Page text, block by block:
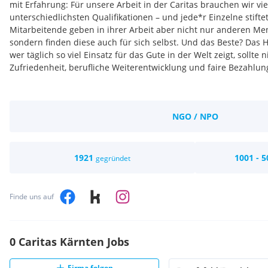
mit Erfahrung: Für unsere Arbeit in der Caritas brauchen wir
unterschiedlichsten Qualifikationen – und jede*r Einzelne
Mitarbeitende geben in ihrer Arbeit aber nicht nur anderen
sondern finden diese auch für sich selbst. Und das Beste? Das
wer täglich so viel Einsatz für das Gute in der Welt zeigt, sollte
Zufriedenheit, berufliche Weiterentwicklung und faire
dafür stehen wir als Caritas. Wer bei uns mitarbeitet, bewirkt
Unser Handeln verbindet dabei christliche Werte mit hoher
umsichtigem und modernem Management sowie
Attraktive Rahmenbedingungen
NGO / NPO
1921 gegründet 1001 -
Finde uns auf
0 Caritas Kärnten Jobs